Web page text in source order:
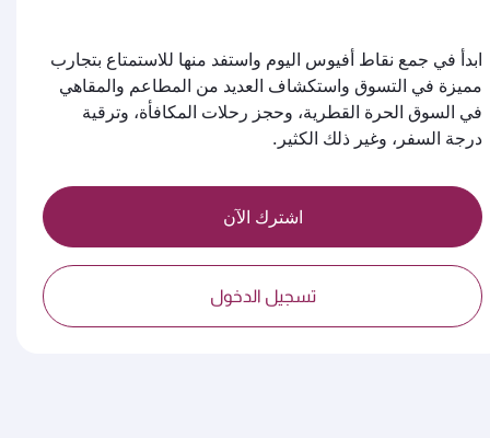
ابدأ في جمع نقاط أفيوس اليوم واستفد منها للاستمتاع بتجارب
مميزة في التسوق واستكشاف العديد من المطاعم والمقاهي
في السوق الحرة القطرية، وحجز رحلات المكافأة، وترقية
درجة السفر، وغير ذلك الكثير.
اشترك الآن
تسجيل الدخول